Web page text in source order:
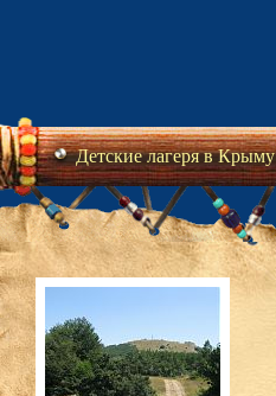
Детские лагеря в Крыму